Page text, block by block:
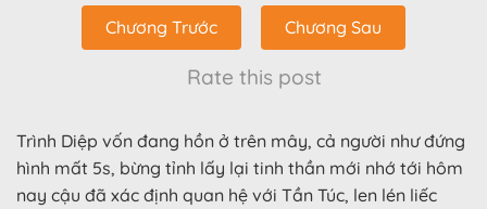
Chương Trước Chương Sau
Rate this post
Trình Diệp vốn đang hồn ở trên mây, cả người như đứng
hình mất 5s, bừng tỉnh lấy lại tinh thần mới nhớ tới hôm
nay cậu đã xác định quan hệ với Tần Túc, len lén liếc